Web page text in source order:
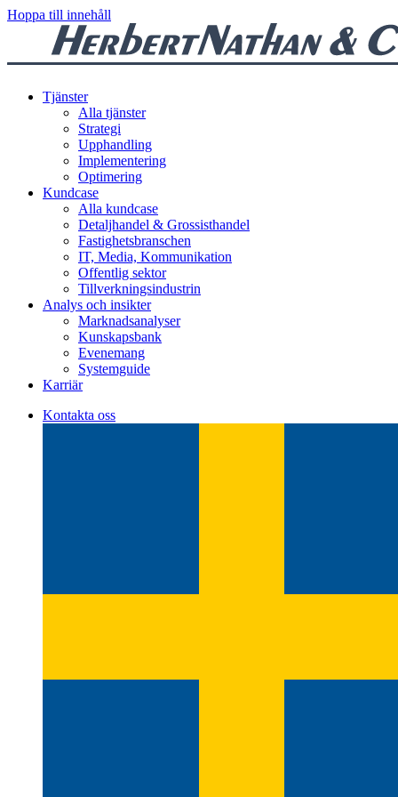
Hoppa till innehåll
Tjänster
Alla tjänster
Strategi
Upphandling
Implementering
Optimering
Kundcase
Alla kundcase
Detaljhandel & Grossisthandel
Fastighetsbranschen
IT, Media, Kommunikation
Offentlig sektor
Tillverkningsindustrin
Analys och insikter
Marknadsanalyser
Kunskapsbank
Evenemang
Systemguide
Karriär
Kontakta oss